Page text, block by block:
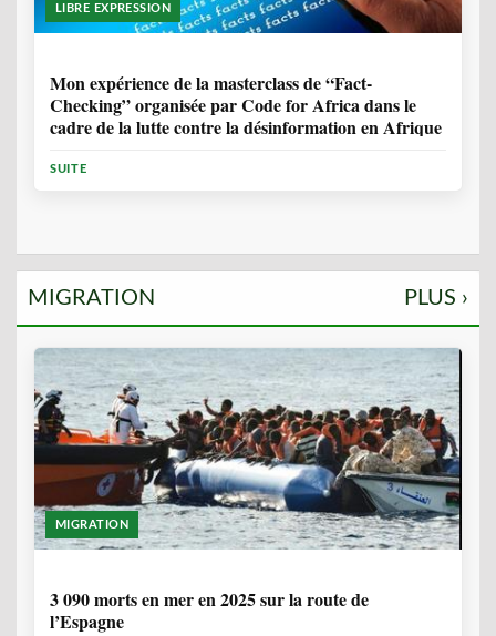
LIBRE EXPRESSION
Mon expérience de la masterclass de “Fact-
Checking” organisée par Code for Africa dans le
cadre de la lutte contre la désinformation en Afrique
SUITE
MIGRATION PLUS ›
MIGRATION
3 090 morts en mer en 2025 sur la route de
l’Espagne